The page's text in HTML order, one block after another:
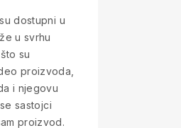
dostupni u
u svrhu
su
proizvoda,
i njegovu
sastojci
proizvod.